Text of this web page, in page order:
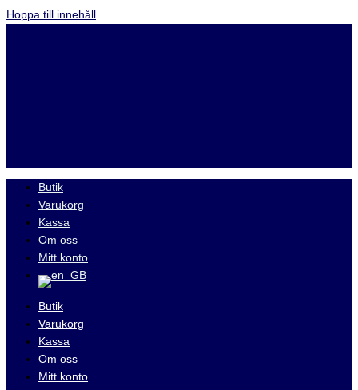
Hoppa till innehåll
Butik
Varukorg
Kassa
Om oss
Mitt konto
Butik
Varukorg
Kassa
Om oss
Mitt konto